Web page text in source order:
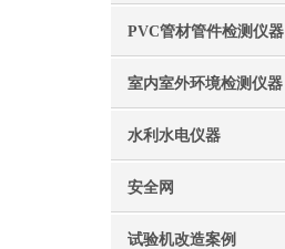
PVC管材管件检测仪器
室内室外环境检测仪器
水利水电仪器
安全网
试验机改造案例